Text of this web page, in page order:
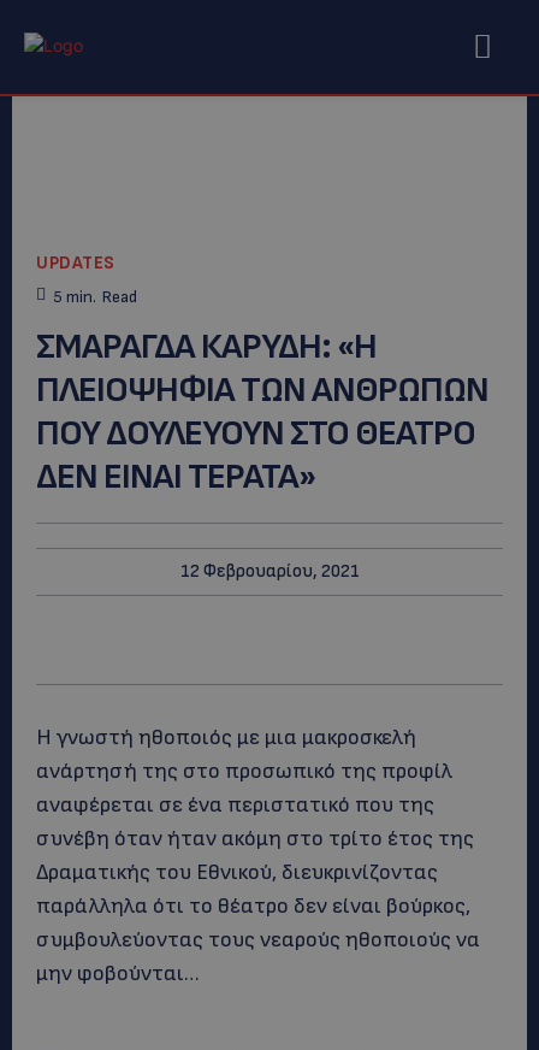
UPDATES
5 min. Read
ΣΜΑΡΑΓΔΑ ΚΑΡΥΔΗ: «Η
ΠΛΕΙΟΨΗΦΙΑ ΤΩΝ ΑΝΘΡΩΠΩΝ
ΠΟΥ ΔΟΥΛΕΥΟΥΝ ΣΤΟ ΘΕΑΤΡΟ
ΔΕΝ ΕΙΝΑΙ ΤΕΡΑΤΑ»
12 Φεβρουαρίου, 2021
Η γνωστή ηθοποιός με μια μακροσκελή
ανάρτησή της στο προσωπικό της προφίλ
αναφέρεται σε ένα περιστατικό που της
συνέβη όταν ήταν ακόμη στο τρίτο έτος της
Δραματικής του Εθνικού, διευκρινίζοντας
παράλληλα ότι το θέατρο δεν είναι βούρκος,
συμβουλεύοντας τους νεαρούς ηθοποιούς να
μην φοβούνται…